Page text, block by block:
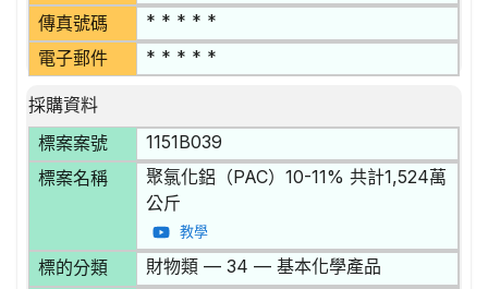
傳真號碼 * * * * *
電子郵件 * * * * *
採購資料
標案案號
1151B039
標案名稱
聚氯化鋁（PAC）10-11% 共計1,524萬
公斤
教學
標的分類 財物類 — 34 — 基本化學產品